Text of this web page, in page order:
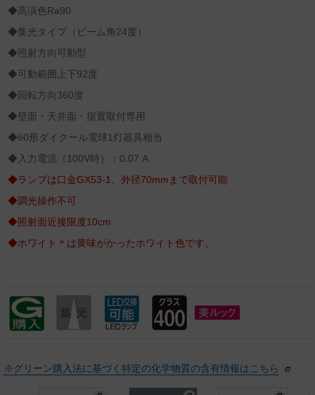
◆高演色Ra90
◆集光タイプ（ビーム角24度）
◆照射方向可動型
◆可動範囲上下92度
◆回転方向360度
◆壁面・天井面・据置取付専用
◆60形ダイクール電球1灯器具相当
◆入力電流（100V時）：0.07 A
◆ランプは口金GX53-1、外径70mmまで取付可能
◆調光操作不可
◆照射面近接限度10cm
◆ホワイト＊は黄味がかったホワイト色です。
※グリーン購入法に基づく特定の化学物質の含有情報はこちら